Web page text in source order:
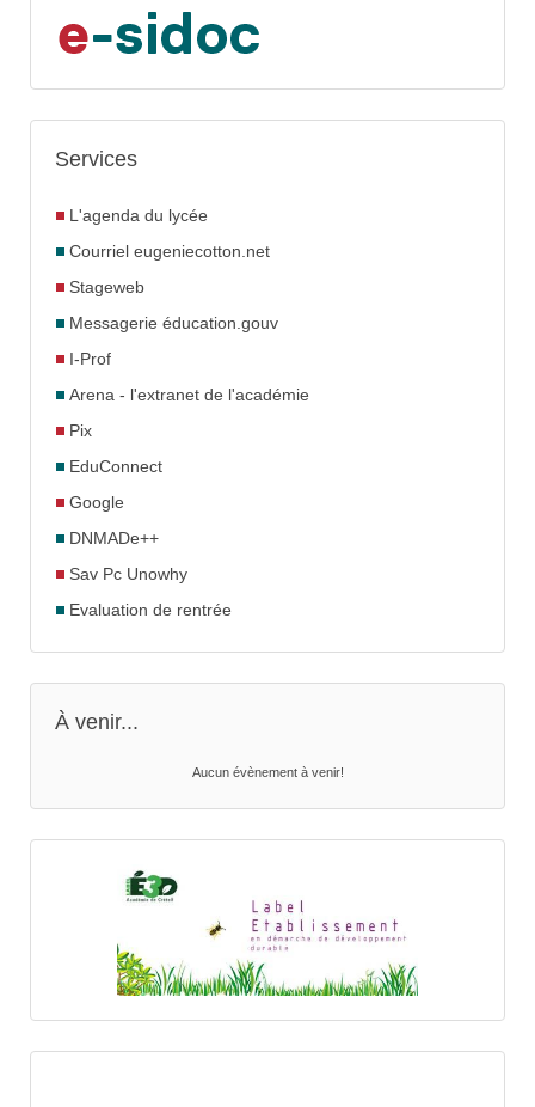
Services
L'agenda du lycée
Courriel eugeniecotton.net
Stageweb
Messagerie éducation.gouv
I-Prof
Arena - l'extranet de l'académie
Pix
EduConnect
Google
DNMADe++
Sav Pc Unowhy
Evaluation de rentrée
À venir...
Aucun évènement à venir!